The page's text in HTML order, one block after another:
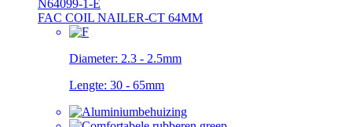
N64099-1-E
FAC COIL NAILER-CT 64MM
Diameter: 2.3 - 2.5mm
Lengte: 30 - 65mm